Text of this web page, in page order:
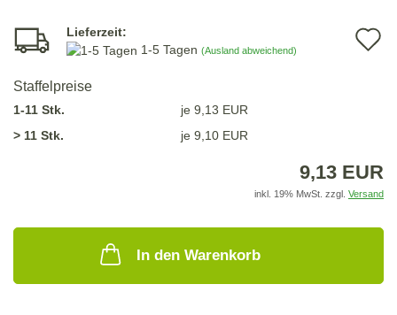
Lieferzeit:
1-5 Tagen (Ausland abweichend)
Staffelpreise
1-11 Stk.
je 9,13 EUR
> 11 Stk.
je 9,10 EUR
9,13 EUR
inkl. 19% MwSt. zzgl. Versand
In den Warenkorb